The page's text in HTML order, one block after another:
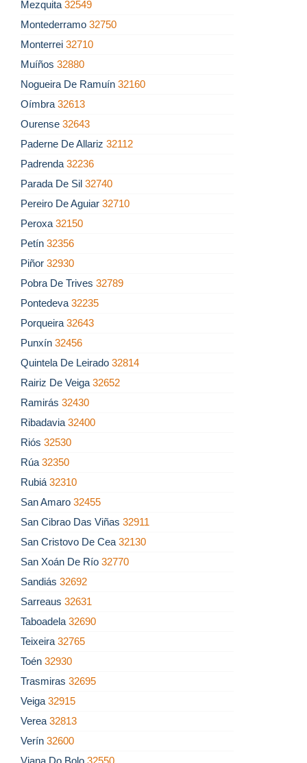
Mezquita 32549
Montederramo 32750
Monterrei 32710
Muíños 32880
Nogueira De Ramuín 32160
Oímbra 32613
Ourense 32643
Paderne De Allariz 32112
Padrenda 32236
Parada De Sil 32740
Pereiro De Aguiar 32710
Peroxa 32150
Petín 32356
Piñor 32930
Pobra De Trives 32789
Pontedeva 32235
Porqueira 32643
Punxín 32456
Quintela De Leirado 32814
Rairiz De Veiga 32652
Ramirás 32430
Ribadavia 32400
Riós 32530
Rúa 32350
Rubiá 32310
San Amaro 32455
San Cibrao Das Viñas 32911
San Cristovo De Cea 32130
San Xoán De Río 32770
Sandiás 32692
Sarreaus 32631
Taboadela 32690
Teixeira 32765
Toén 32930
Trasmiras 32695
Veiga 32915
Verea 32813
Verín 32600